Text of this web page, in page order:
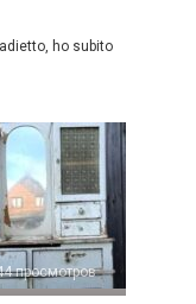
ho subito
просмотров